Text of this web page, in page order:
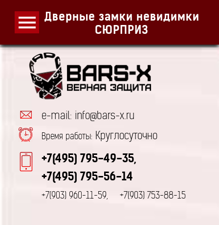
Дверные замки невидимки
СЮРПРИЗ
e-mail: info@bars-x.ru
Время работы: Круглосуточно
+7(495) 795-49-35,
+7(495) 795-56-14
+7(903) 960-11-59, +7(903) 753-88-15